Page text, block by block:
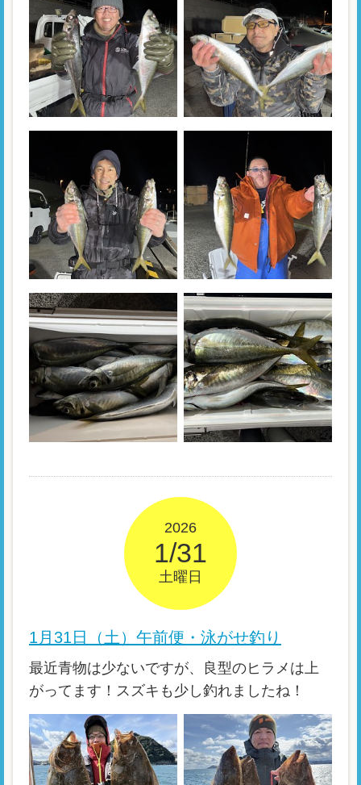
2026
1/31
土曜日
1月31日（土）午前便・泳がせ釣り
最近青物は少ないですが、良型のヒラメは上
がってます！スズキも少し釣れましたね！